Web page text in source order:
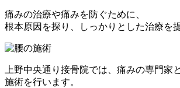
痛みの治療や痛みを防ぐために、
根本原因 を探り、しっかりとした治療を
上野中央通り接骨院では、痛みの専門家
施術を行います。